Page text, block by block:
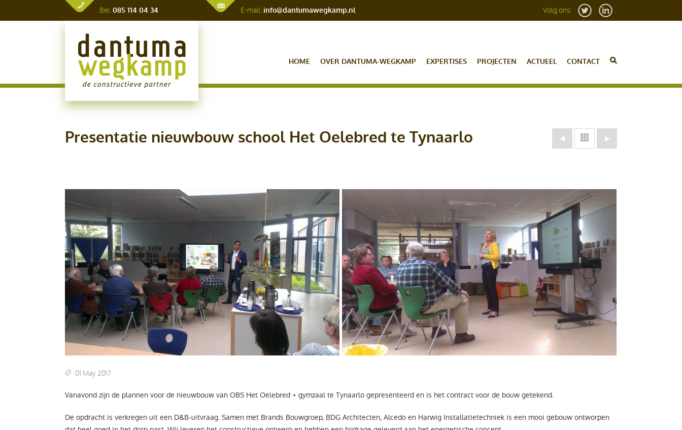
Bel:085 114 04 34 E-mail: info@dantumawegkamp.nl Volg ons:
HOME OVER DANTUMA-WEGKAMP EXPERTISES PROJECTEN ACTUEEL CONTACT
Presentatie nieuwbouw school Het Oelebred te Tynaarlo
01 May 2017
Vanavond zijn de plannen voor de nieuwbouw van OBS Het Oelebred + gymzaal te Tynaarlo gepresenteerd en is het contract voor de bouw getekend.
De opdracht is verkregen uit een D&B-uitvraag. Samen met Brands Bouwgroep, BDG Architecten, Alcedo en Harwig Installatietechniek is een mooi gebouw ontworpen